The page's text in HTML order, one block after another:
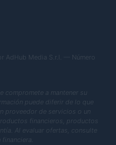
AdHub Media S.r.l. — Número
compromete a mantener su
puede diferir de lo que
proveedor de servicios o un
financieros, productos
Al evaluar ofertas, consulte